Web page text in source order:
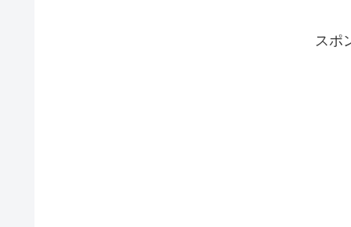
スポ